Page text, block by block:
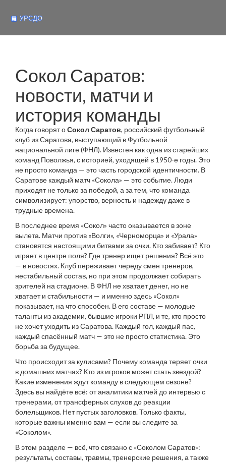
Сокол Саратов:
новости, матчи и
история команды
Когда говорят оСокол Саратов, российский футбольный
клуб из Саратова, выступающий в Футбольной
национальной лиге (ФНЛ). Известен как одна из старейших
команд Поволжья, с историей, уходящей в 1950-е годы. Это
не просто команда — это часть городской идентичности. В
Саратове каждый матч «Сокола» — это событие. Люди
приходят не только за победой, а за тем, что команда
символизирует: упорство, верность и надежду даже в
трудные времена.
В последнее время «Сокол» часто оказывается в зоне
вылета. Матчи против «Волги», «Черноморца» и «Урала»
становятся настоящими битвами за очки. Кто забивает? Кто
играет в центре поля? Где тренер ищет решения? Всё это
— в новостях. Клуб переживает череду смен тренеров,
нестабильный состав, но при этом продолжает собирать
зрителей на стадионе. В ФНЛ не хватает денег, но не
хватает и стабильности — и именно здесь «Сокол»
показывает, на что способен. В его составе — молодые
таланты из академии, бывшие игроки РПЛ, и те, кто просто
не хочет уходить из Саратова. Каждый гол, каждый пас,
каждый спасённый матч — это не просто статистика. Это
борьба за будущее.
Что происходит за кулисами? Почему команда теряет очки
в домашних матчах? Кто из игроков может стать звездой?
Какие изменения ждут команду в следующем сезоне?
Здесь вы найдёте всё: от аналитики матчей до интервью с
тренерами, от трансферных слухов до реакции
болельщиков. Нет пустых заголовков. Только факты,
которые важны именно вам — если вы следите за
«Соколом».
В этом разделе — всё, что связано с «Соколом Саратов»:
результаты, составы, травмы, тренерские решения, а также